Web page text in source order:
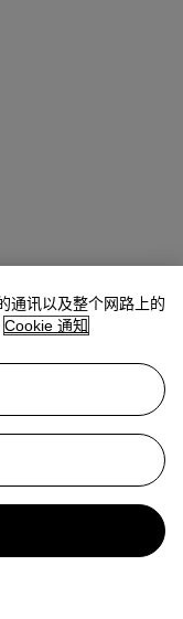
通讯以及整个网路上的
Cookie 通知